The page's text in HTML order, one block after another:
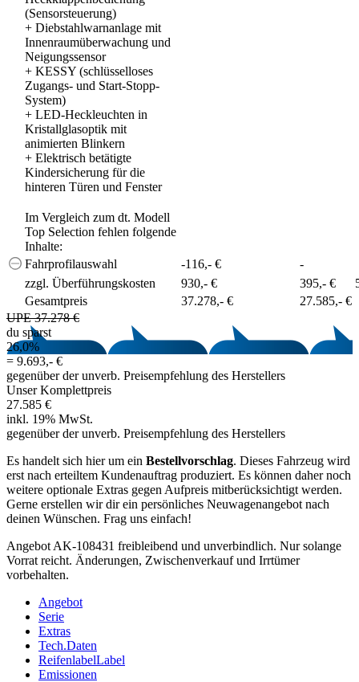
(Sensorsteuerung)
+ Diebstahlwarnanlage mit
Innenraumüberwachung und
Neigungssensor
+ KESSY (schlüsselloses
Zugangs- und Start-Stopp-
System)
+ LED-Heckleuchten in
Kristallglasoptik mit
animierten Blinkern
+ Elektrisch betätigte
Kindersicherung für die
hinteren Türen und Fenster
Im Vergleich zum dt. Modell
Top Selection fehlen folgende
Inhalte:
Fahrprofilauswahl
-116,- €
-
zzgl. Überführungskosten
930,- € 395,- €
Gesamtpreis
37.278,- €
27.585,- €
UPE 37.278 €
du sparst
26,0%
= 9.693,- €
gegenüber der unverb. Preisempfehlung des Herstellers
Unser Komplettpreis
27.585 €
inkl. 19% MwSt.
gegenüber der unverb. Preisempfehlung des Herstellers
Es handelt sich hier um ein Bestellvorschlag. Dieses Fahrzeug wird
erst nach erteiltem Kundenauftrag produziert. Es können daher noch
weitere optionale Extras gegen Aufpreis mitberücksichtigt werden.
Gerne erstellen wir dir ein persönliches Neuwagenangebot nach
deinen Wünschen. Frag uns einfach!
Angebot AK-108431 freibleibend und unverbindlich. Nur solange
Vorrat reicht. Änderungen, Zwischenverkauf und Irrtümer
vorbehalten.
Angebot
Serie
Extras
Tech.Daten
ReifenlabelLabel
Emissionen